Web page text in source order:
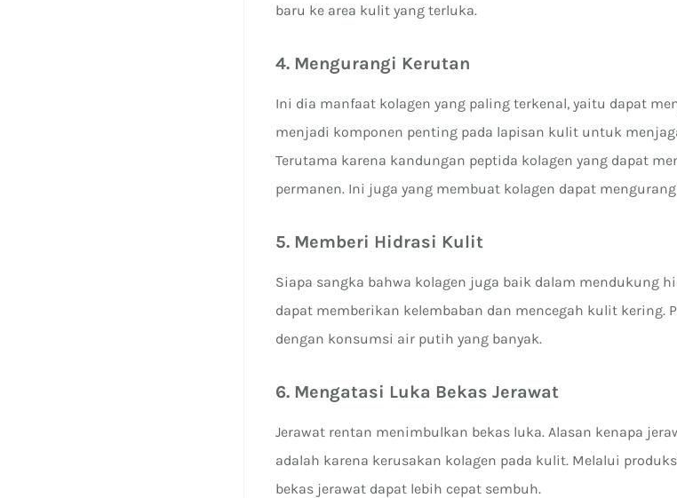
baru ke area kulit yang terluka.
4. Mengurangi Kerutan
Ini dia manfaat kolagen yang paling terkenal, yaitu dapat
menjadi komponen penting pada lapisan kulit untuk
Terutama karena kandungan peptida kolagen yang dapat
permanen. Ini juga yang membuat kolagen dapat
5. Memberi Hidrasi Kulit
Siapa sangka bahwa kolagen juga baik dalam mendukung
dapat memberikan kelembaban dan mencegah kulit kering.
dengan konsumsi air putih yang banyak.
6. Mengatasi Luka Bekas Jerawat
Jerawat rentan menimbulkan bekas luka. Alasan kenapa
adalah karena kerusakan kolagen pada kulit. Melalui
bekas jerawat dapat lebih cepat sembuh.